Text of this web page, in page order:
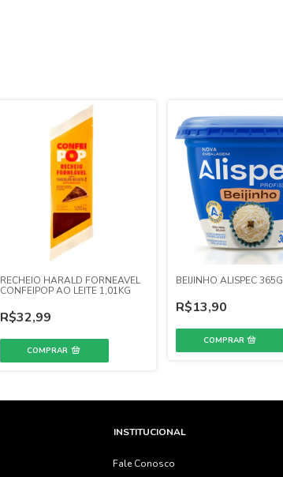
RECHEIO HARALD FORNEAVEL
CONFEIPOP AO LEITE 1,01KG
R$32,99
BEIJINHO ALISPEC 365G
R$13,90
INSTITUCIONAL
Fale Conosco